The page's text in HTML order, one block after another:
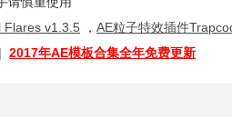
Flares v1.3.5 ， AE粒子特效插件
| 2017年AE模板合集全年免费更新